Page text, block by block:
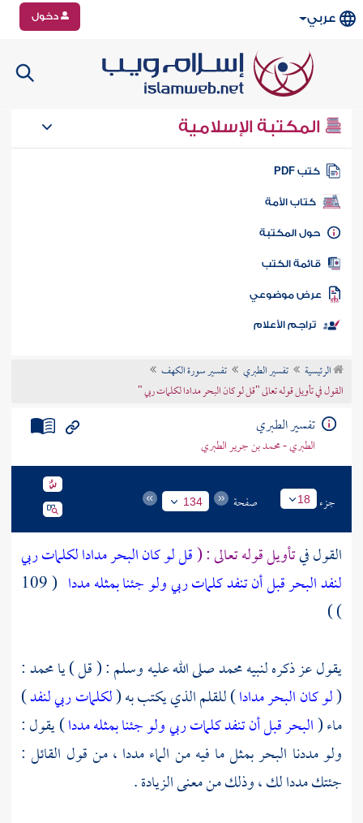
عربي دخول
المكتبة الإسلامية
كتب PDF
كتاب الأمة
المكتبة
الكتب
موضوعي
تراجم الأعلام
الرئيسية تفسير الطبري
تفسير سورة الكهف
القول في تأويل قوله تعالى "قل لو كان البحر مدادا لكلمات ربي "
تفسير الطبري
الطبري - محمد بن جرير الطبري
جزء 18 صفحة 134
القول فيتأويل قوله تعالى : (قل لو كان البحر مدادا لكلمات ربي
لنفد البحر قبل أن تنفد كلمات ربي ولو جئنا بمثله مددا
( 109
) )
يقول عز ذكره لنبيهمحمدصلى الله عليه وسلم : ( قل ) يامحمد:
(لو كان البحر مدادا) للقلم الذي يكتب به (لكلمات ربي لنفد)
ماء (البحر قبل أن تنفد كلمات ربي ولو جئنا بمثله مددا) يقول :
ولو مددنا البحر بمثل ما فيه من الماء مددا ، من قول القائل :
جئتك مددا لك ، وذلك من معنى الزيادة .